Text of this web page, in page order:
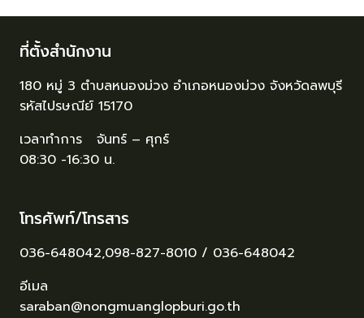
ที่ตั้งสำนักงาน
180 หมู่ 3 ตำบลหนองม่วง อำเภอหนองม่วง จังหวัดลพบุรี
รหัสไปรษณีย์ 15170
เวลาทำการ จันทร์ – ศุกร์
08:30 -16:30 น.
โทรศัพท์/โทรสาร
036-648042,098-827-8010 / 036-648042
อีเมล
saraban@nongmuanglopburi.go.th